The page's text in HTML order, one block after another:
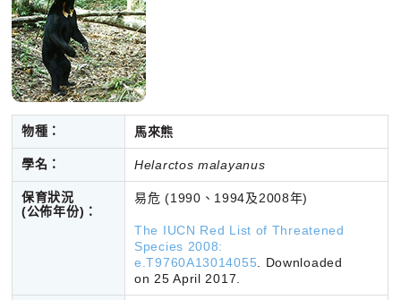
物種： 馬來熊
學名： Helarctos malayanus
保育狀況
(公佈年份)：
易危 (1990、1994及2008年)
The IUCN Red List of Threatened
Species 2008:
e.T9760A13014055 . Downloaded
on 25 April 2017.